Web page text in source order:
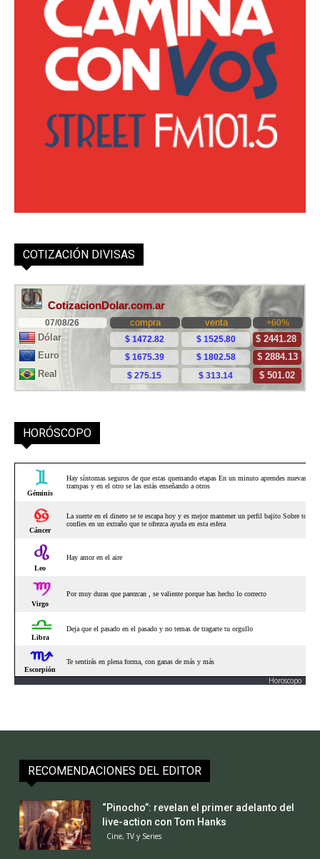
COTIZACIÓN DIVISAS
HORÓSCOPO
Horoscopo
RECOMENDACIONES DEL EDITOR
“Pinocho”: revelan el primer adelanto del
live-action con Tom Hanks
Cine, TV y Series